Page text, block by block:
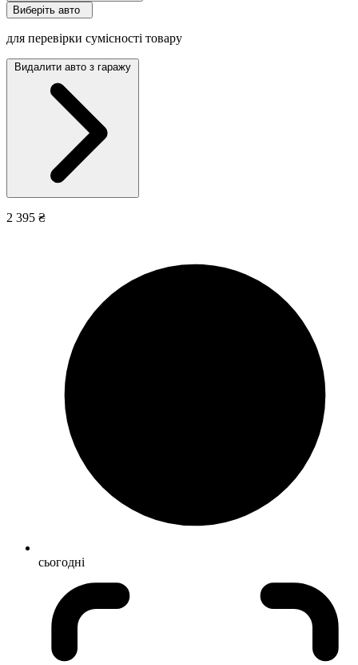
Виберіть авто
для перевірки сумісності товару
Видалити авто з гаражу
2 395 ₴
сьогодні